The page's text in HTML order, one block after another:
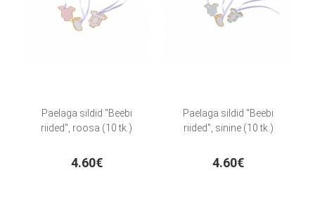
Paelaga sildid "Beebi
riided", roosa (10 tk.)
4.60€
Paelaga sildid "Beebi
riided", sinine (10 tk.)
4.60€